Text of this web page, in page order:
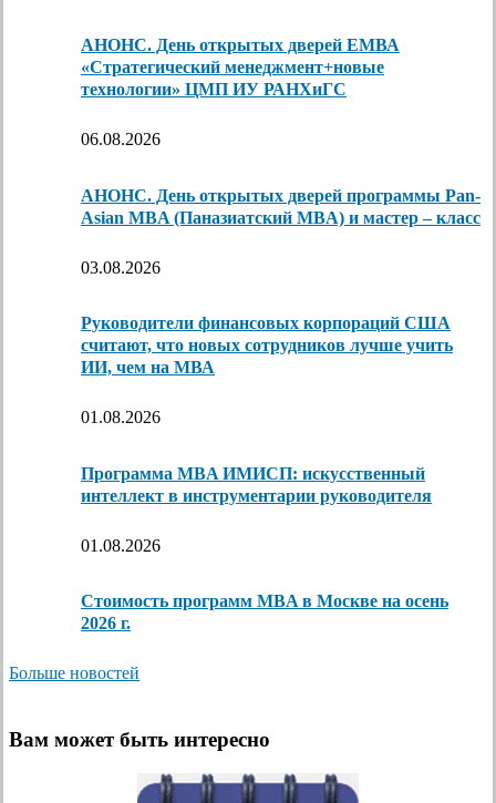
АНОНС. День открытых дверей ЕМВА
«Стратегический менеджмент+новые
технологии» ЦМП ИУ РАНХиГС
06.08.2026
АНОНС. День открытых дверей программы Pan-
Asian MBA (Паназиатский MBA) и мастер – класс
03.08.2026
Руководители финансовых корпораций США
считают, что новых сотрудников лучше учить
ИИ, чем на МВА
01.08.2026
Программа MBA ИМИСП: искусственный
интеллект в инструментарии руководителя
01.08.2026
Стоимость программ MBA в Москве на осень
2026 г.
Больше новостей
Вам может быть интересно